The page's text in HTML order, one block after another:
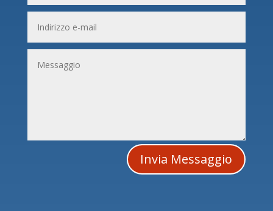
Invia Messaggio